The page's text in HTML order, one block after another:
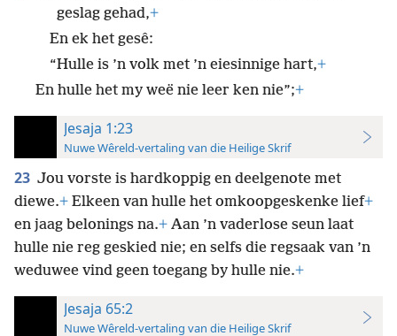
geslag gehad,+
En ek het gesê:
“Hulle is ’n volk met ’n eiesinnige hart,+
En hulle het my weë nie leer ken nie”;+
Jesaja 1:23
Nuwe Wêreld-vertaling van die Heilige Skrif
23 Jou vorste is hardkoppig en deelgenote met
diewe.+ Elkeen van hulle het omkoopgeskenke lief+
en jaag belonings na.+ Aan ’n vaderlose seun laat
hulle nie reg geskied nie; en selfs die regsaak van ’n
weduwee vind geen toegang by hulle nie.+
Jesaja 65:2
Nuwe Wêreld-vertaling van die Heilige Skrif